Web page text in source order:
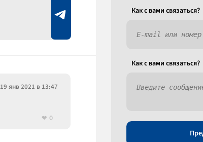
19 янв 2021 в 13:47
0
Как c вами связаться?
Как c вами связаться?